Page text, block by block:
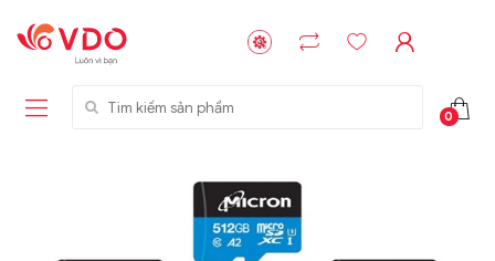
Tìm kiếm sản phẩm
0
Liên hệ
GIGABYTE